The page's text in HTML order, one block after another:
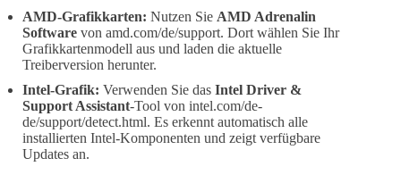
AMD-Grafikkarten: Nutzen Sie AMD Adrenalin
Software von amd.com/de/support. Dort wählen Sie Ihr
Grafikkartenmodell aus und laden die aktuelle
Treiberversion herunter.
Intel-Grafik: Verwenden Sie das Intel Driver &
Support Assistant-Tool von intel.com/de-
de/support/detect.html. Es erkennt automatisch alle
installierten Intel-Komponenten und zeigt verfügbare
Updates an.